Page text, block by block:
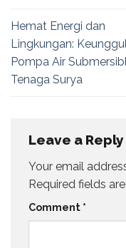
Hemat Energi dan
Lingkungan:
Pompa Air
Tenaga Surya
Leave a Reply
Your email
Required fields
Comment *